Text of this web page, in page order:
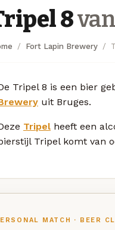
8
Fort Lapin Brewery
Tripel 8 is een bier
uit Bruges.
Tripel heeft een
Tripel komt van
MATCH · BEER